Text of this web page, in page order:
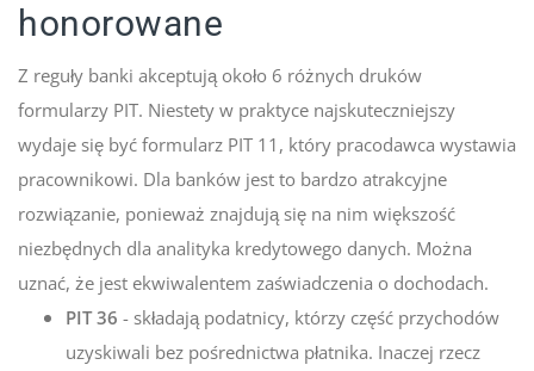
honorowane
Z reguły banki akceptują około 6 różnych druków
formularzy PIT. Niestety w praktyce najskuteczniejszy
wydaje się być formularz PIT 11, który pracodawca wystawia
pracownikowi. Dla banków jest to bardzo atrakcyjne
rozwiązanie, ponieważ znajdują się na nim większość
niezbędnych dla analityka kredytowego danych. Można
uznać, że jest ekwiwalentem zaświadczenia o dochodach.
PIT 36 - składają podatnicy, którzy część przychodów
uzyskiwali bez pośrednictwa płatnika. Inaczej rzecz